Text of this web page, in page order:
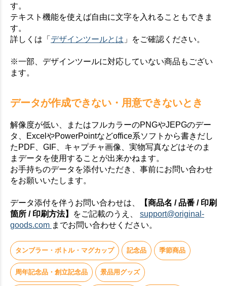
す。
テキスト機能を使えば自由に文字を入れることもできま
す。
詳しくは「 デザインツールとは 」をご確認ください。
※一部、デザインツールに対応していない商品もござい
ます。
データが作成できない・用意できないとき
解像度が低い、またはフルカラーのPNGやJEPGのデー
タ、ExcelやPowerPointなどoffice系ソフトから書きだし
たPDF、GIF、キャプチャ画像、実物写真などはそのま
まデータを使用することが出来かねます。
お手持ちのデータを添付いただき、事前にお問い合わせ
をお願いいたします。
データ添付を伴うお問い合わせは、
【商品名 / 品番 / 印刷
箇所 / 印刷方法】
をご記載のうえ、 support@original-
goods.com までお問い合わせください。
タンブラー・ボトル・マグカップ 記念品 季節商品
周年記念品・創立記念品 景品用グッズ